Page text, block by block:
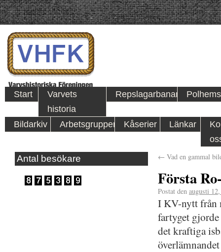
Start
Varvets
historia
Repslagarbanan
Bildarkiv Arbetsgrupper Kåserier Länkar
Antal besökare ← Vad en gammal
Första
Postat den augusti
I KV-nytt från
fartyget
det kraftiga